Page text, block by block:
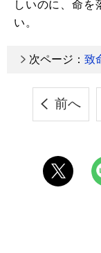
しいのに、命を
い。
次ページ： 致
前へ